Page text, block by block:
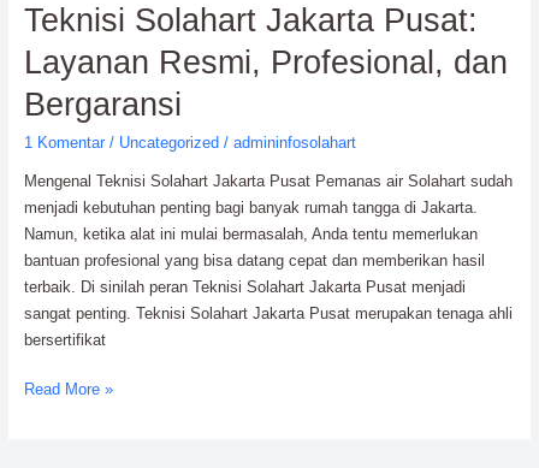
Teknisi Solahart Jakarta Pusat:
Layanan Resmi, Profesional, dan
Bergaransi
1 Komentar / Uncategorized/ admininfosolahart
Mengenal Teknisi Solahart Jakarta Pusat Pemanas air Solahart sudah
menjadi kebutuhan penting bagi banyak rumah tangga di Jakarta.
Namun, ketika alat ini mulai bermasalah, Anda tentu memerlukan
bantuan profesional yang bisa datang cepat dan memberikan hasil
terbaik. Di sinilah peran Teknisi Solahart Jakarta Pusat menjadi
sangat penting. Teknisi Solahart Jakarta Pusat merupakan tenaga ahli
bersertifikat
Teknisi
Solahart
Jakarta
Pusat:
Layanan
Resmi,
Bergaransi
Read More »